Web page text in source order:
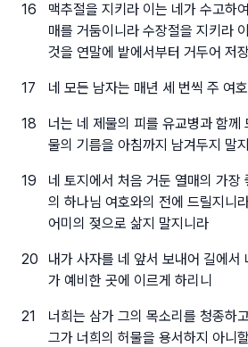
16
맥추절을 지키라 이는 네가 수고하
매를 거둠이니라 수장절을 지키라
것을 연말에 밭에서부터 거두어 저
17 네 모든 남자는 매년 세 번씩 주 여
18
너는 네 제물의 피를 유교병과 함께
물의 기름을 아침까지 남겨두지 말
19
네 토지에서 처음 거둔 열매의 가장
의 하나님 여호와의 전에 드릴지니
어미의 젖으로 삶지 말지니라
20
내가 사자를 네 앞서 보내어 길에서
가 예비한 곳에 이르게 하리니
21
너희는 삼가 그의 목소리를 청종하
그가 너희의 허물을 용서하지 아니